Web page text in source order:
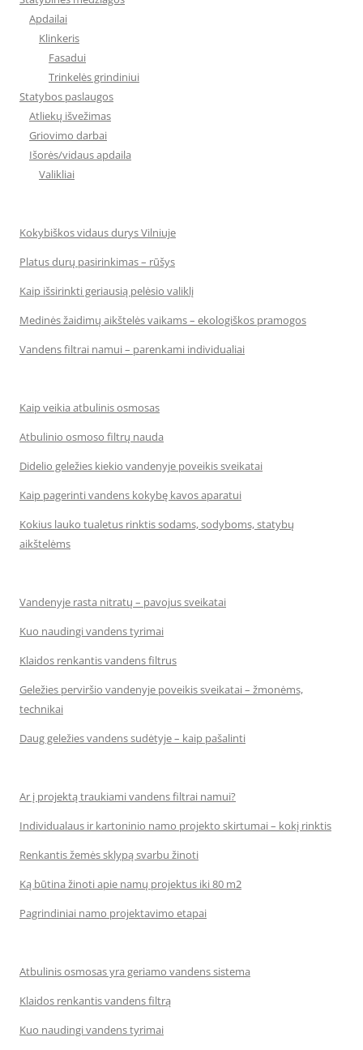
Apdailai
Klinkeris
Fasadui
Trinkelės grindiniui
Statybos paslaugos
Atliekų išvežimas
Griovimo darbai
Išorės/vidaus apdaila
Valikliai
Kokybiškos vidaus durys Vilniuje
Platus durų pasirinkimas – rūšys
Kaip išsirinkti geriausią pelėsio valiklį
Medinės žaidimų aikštelės vaikams – ekologiškos pramogos
Vandens filtrai namui – parenkami individualiai
Kaip veikia atbulinis osmosas
Atbulinio osmoso filtrų nauda
Didelio geležies kiekio vandenyje poveikis sveikatai
Kaip pagerinti vandens kokybę kavos aparatui
Kokius lauko tualetus rinktis sodams, sodyboms, statybų
aikštelėms
Vandenyje rasta nitratų – pavojus sveikatai
Kuo naudingi vandens tyrimai
Klaidos renkantis vandens filtrus
Geležies perviršio vandenyje poveikis sveikatai – žmonėms,
technikai
Daug geležies vandens sudėtyje – kaip pašalinti
Ar į projektą traukiami vandens filtrai namui?
Individualaus ir kartoninio namo projekto skirtumai – kokį rinktis
Renkantis žemės sklypą svarbu žinoti
Ką būtina žinoti apie namų projektus iki 80 m2
Pagrindiniai namo projektavimo etapai
Atbulinis osmosas yra geriamo vandens sistema
Klaidos renkantis vandens filtrą
Kuo naudingi vandens tyrimai